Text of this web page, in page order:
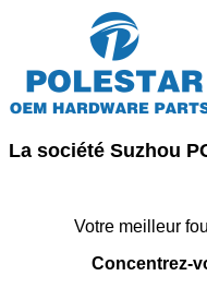
La société Suzhou
Votre meilleur
Concentrez-